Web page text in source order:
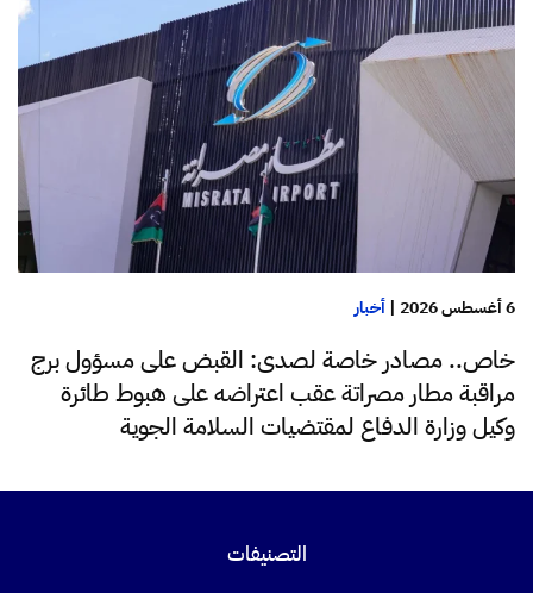
6 أغسطس 2026 | أخبار
خاص.. مصادر خاصة لصدى: القبض على مسؤول برج
مراقبة مطار مصراتة عقب اعتراضه على هبوط طائرة
وكيل وزارة الدفاع لمقتضيات السلامة الجوية
التصنيفات